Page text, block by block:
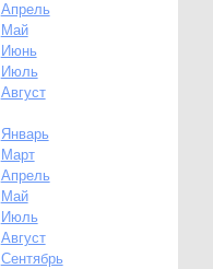
Апрель
Май
Июнь
Июль
Август
Январь
Март
Апрель
Май
Июль
Август
Сентябрь